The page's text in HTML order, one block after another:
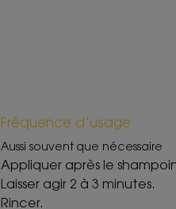
Fréquence d’usage
Aussi souvent que nécessaire
Appliquer après le
Laisser agir 2 à 3 minutes.
Rincer.